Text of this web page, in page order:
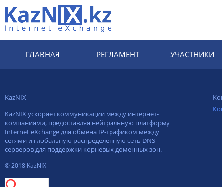
ГЛАВНАЯ РЕГЛАМЕНТ УЧАСТНИКИ
KazNIX
KazNIX ускоряет коммуникации между интернет-
компаниями, предоставляя нейтральную платформу
Internet eXchange для обмена IP-трафиком между
сетями и глобальную распределенную сеть DNS-
серверов для поддержки корневых доменных зон.
© 2018 KazNIX